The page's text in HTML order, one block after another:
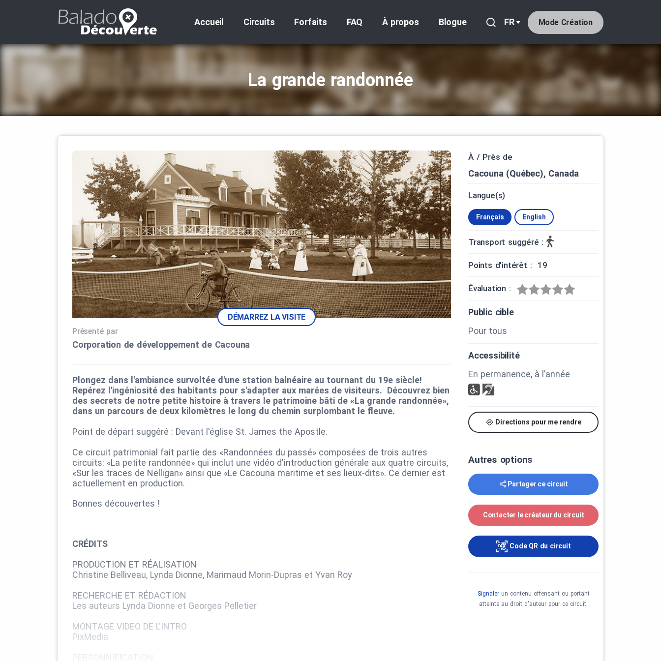
Accueil Circuits Forfaits FAQ À propos Blogue FR Mode Création
La grande randonnée
DÉMARREZ LA VISITE
Présenté par
Corporation de développement de Cacouna
Plongez dans l'ambiance survoltée d'une station balnéaire au tournant du 19e siècle!
Repérez l'ingéniosité des habitants pour s'adapter aux marées de visiteurs. Découvrez bien
des secrets de notre petite histoire à travers le patrimoine bâti de «La grande randonnée»,
dans un parcours de deux kilomètres le long du chemin surplombant le fleuve.
Point de départ suggéré : Devant l'église St. James the Apostle.
Ce circuit patrimonial fait partie des «Randonnées du passé» composées de trois autres
circuits: «La petite randonnée» qui inclut une vidéo d'introduction générale aux quatre circuits,
«Sur les traces de Nelligan» ainsi que «Le Cacouna maritime et ses lieux-dits». Ce dernier est
actuellement en production.
Bonnes découvertes !
CRÉDITS
PRODUCTION ET RÉALISATION
Christine Belliveau, Lynda Dionne, Marimaud Morin-Dupras et Yvan Roy
RECHERCHE ET RÉDACTION
Les auteurs Lynda Dionne et Georges Pelletier
MONTAGE VIDEO DE L'INTRO
PixMedia
À / Près de
Cacouna (Québec), Canada
Langue(s)
Français English
Transport suggéré :
Points d'intérêt : 19
Évaluation :
Public cible
Pour tous
Accessibilité
En permanence, à l’année
Directions pour me rendre
Autres options
Partager ce circuit
Contacter le créateur du circuit
Code QR du circuit
Signalerun contenu offensant ou portant
atteinte au droit d'auteur pour ce circuit.